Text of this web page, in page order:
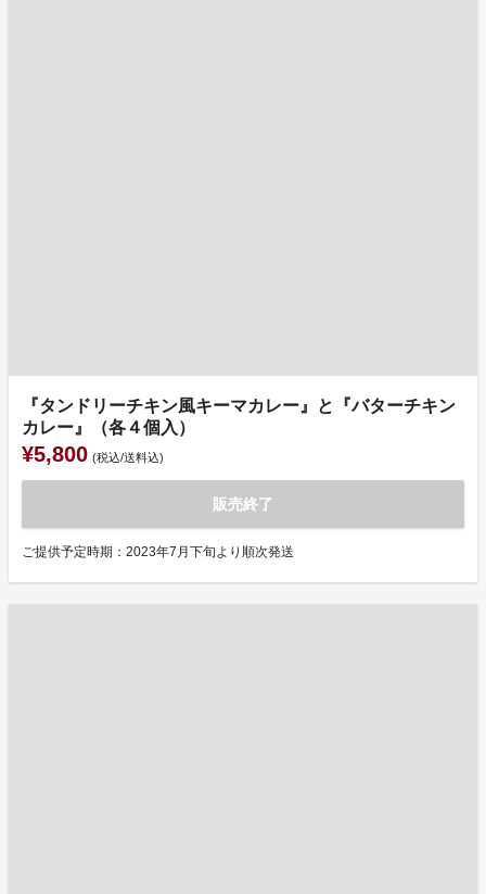
『タンドリーチキン風キーマカレー』と『バターチキン
カレー』（各４個入）
¥5,800 (税込/送料込)
販売終了
ご提供予定時期：2023年7月下旬より順次発送